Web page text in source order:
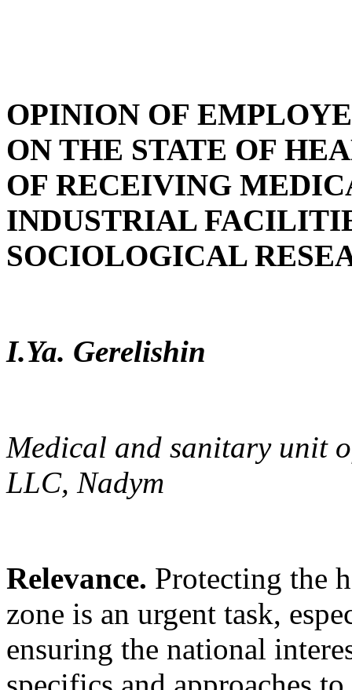
OPINION OF
ON THE STATE OF
OF RECEIVING
INDUSTRIAL
SOCIOLOGICAL
I.Ya. Gerelishin
Medical and sanitary unit
LLC, Nadym
Relevance. Protecting the
zone is an urgent task,
ensuring the national